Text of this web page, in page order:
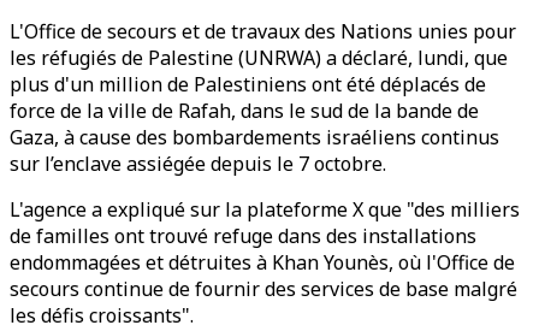
L'Office de secours et de travaux des Nations unies pour
les réfugiés de Palestine (UNRWA) a déclaré, lundi, que
plus d'un million de Palestiniens ont été déplacés de
force de la ville de Rafah, dans le sud de la bande de
Gaza, à cause des bombardements israéliens continus
sur l’enclave assiégée depuis le 7 octobre.
L'agence a expliqué sur la plateforme X que "des milliers
de familles ont trouvé refuge dans des installations
endommagées et détruites à Khan Younès, où l'Office de
secours continue de fournir des services de base malgré
les défis croissants".